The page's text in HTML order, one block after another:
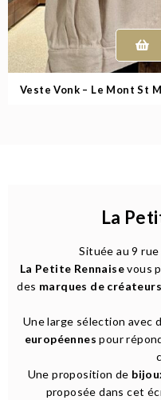
Veste Vonk – Le Mont St
La
Située au 9 rue
La Petite Rennaisevous
des marques de créateurs
Une large sélection avec
européennes pour
Une proposition de
proposée dans cet